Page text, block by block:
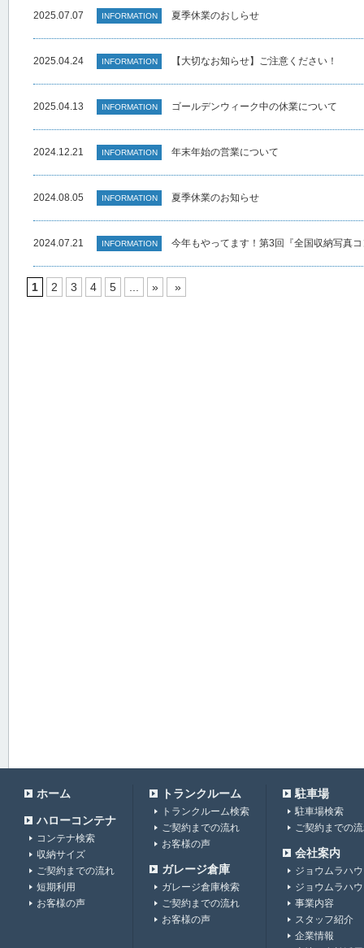
2025.07.07 INFORMATION 夏季休業のおしらせ
2025.04.24 INFORMATION 【大切なお知らせ】ご注意ください！
2025.04.13 INFORMATION ゴールデンウィーク中の休業について
2024.12.21 INFORMATION 年末年始の営業について
2024.08.05 INFORMATION 夏季休業のお知らせ
2024.07.21 INFORMATION 今年もやってます！第3回『全国収納写真
1 2 3 4 5 » »
ホーム
ハローコンテナ
コンテナ検索
収納サイズ
ご契約までの流れ
短期利用
お客様の声
トランクルーム
トランクルーム検索
ご契約までの流れ
お客様の声
ガレージ倉庫
ガレージ倉庫検索
ご契約までの流れ
お客様の声
駐車場
駐車場検索
ご契約までの
会社案内
ジョウムラハ
ジョウムラハ
事業内容
スタッフ紹介
企業情報